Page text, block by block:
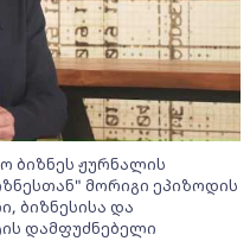
ბიზნეს ჟურნალის
მორიგი ეპიზოდის
ბიზნესისა და
დამფუძნებელი